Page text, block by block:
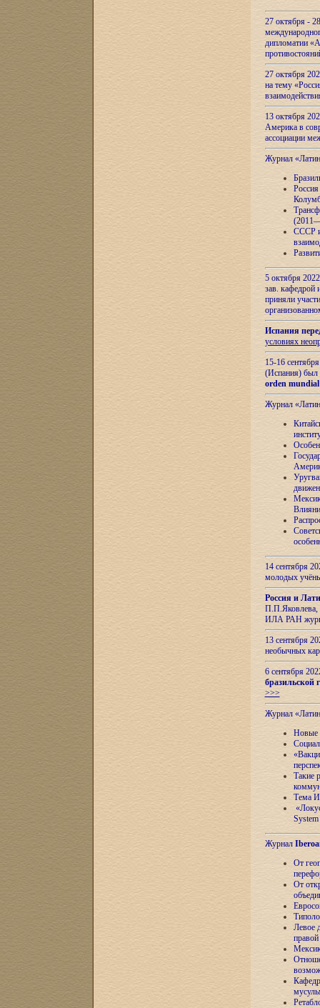
27 октября -
дипломатии
27 октября
на тему
13 октября
Америка в
ассоциации
Журнал
СССР и
5 октября
зав.
приняли
Испания
условиях
15-16
(Испания) был
orden
Журнал
14 сентября
молодых
Россия и
П.П.Яковлева,
ИЛА РАН
13 сентября
необычных
6 сентября
бразильской
>>>
Журнал
Новые
Такие
Тема
Журнал
От
От
Левое